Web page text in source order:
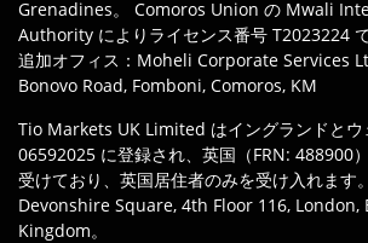
Grenadines。 Comoros Union の Mwali
Authority によりライセンス番号 T2023224
追加オフィス：Moheli Corporate Services
Bonovo Road, Fomboni, Comoros, KM
Tio Markets UK Limited はイングランドとウ
06592025 に登録され、英国（FRN: 488900
受けており、英国居住者のみを受け入れます
Devonshire Square, 4th Floor 116, London,
Kingdom。